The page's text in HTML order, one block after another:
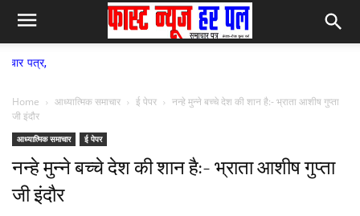
Home आध्यात्मिक समाचार ई पेपर
नन्हे मुन्ने बच्चे देश की शान है:- भ्राता आशीष गुप्ता
जी इंदौर
आध्यात्मिक समाचार ई पेपर
नन्हे मुन्ने बच्चे देश की शान है:- भ्राता आशीष गुप्ता
जी इंदौर